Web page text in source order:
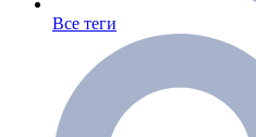
Все теги